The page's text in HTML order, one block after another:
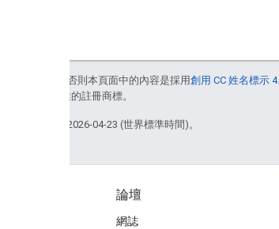
除非另有註明，否則本頁面中的內容是採用創用 CC 姓名標示
和/或其關聯企業的註冊商標。
上次更新時間：2026-04-23 (世界標準時間)。
論壇
網誌